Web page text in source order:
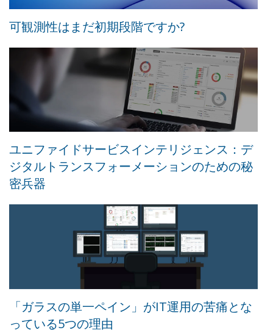
可観測性はまだ初期段階ですか?
ユニファイドサービスインテリジェンス：デ
ジタルトランスフォーメーションのための秘
密兵器
「ガラスの単一ペイン」がIT運用の苦痛とな
っている5つの理由